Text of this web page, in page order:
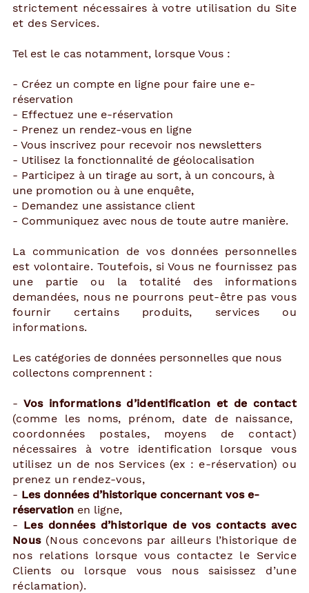
strictement nécessaires à votre utilisation du Site
et des Services.
Tel est le cas notamment, lorsque Vous :
- Créez un compte en ligne pour faire une e-
réservation
- Effectuez une e-réservation
- Prenez un rendez-vous en ligne
- Vous inscrivez pour recevoir nos newsletters
- Utilisez la fonctionnalité de géolocalisation
- Participez à un tirage au sort, à un concours, à
une promotion ou à une enquête,
- Demandez une assistance client
- Communiquez avec nous de toute autre manière.
La communication de vos données personnelles
est volontaire. Toutefois, si Vous ne fournissez pas
une partie ou la totalité des informations
demandées, nous ne pourrons peut-être pas vous
fournir certains produits, services ou
informations.
Les catégories de données personnelles que nous
collectons comprennent :
- Vos informations d’identification et de contact
(comme les noms, prénom, date de naissance,
coordonnées postales, moyens de contact)
nécessaires à votre identification lorsque vous
utilisez un de nos Services (ex : e-réservation) ou
prenez un rendez-vous,
- Les données d’historique concernant vos e-
réservation en ligne,
- Les données d’historique de vos contacts avec
Nous (Nous concevons par ailleurs l’historique de
nos relations lorsque vous contactez le Service
Clients ou lorsque vous nous saisissez d’une
réclamation).